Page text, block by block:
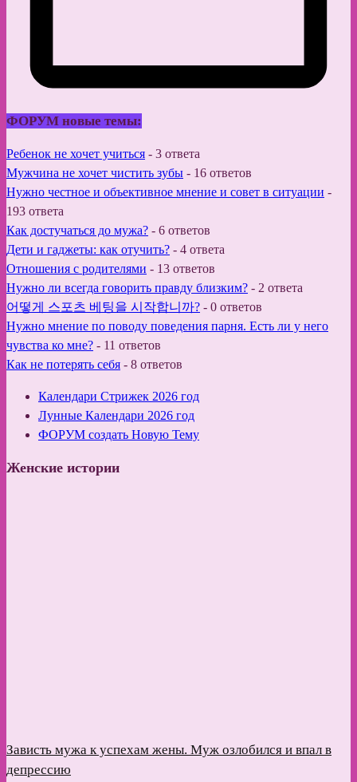
ФОРУМ новые темы:
Ребенок не хочет учиться - 3 ответа
Мужчина не хочет чистить зубы - 16 ответов
Нужно честное и объективное мнение и совет в ситуации -
193 ответа
Как достучаться до мужа? - 6 ответов
Дети и гаджеты: как отучить? - 4 ответа
Отношения с родителями - 13 ответов
Нужно ли всегда говорить правду близким? - 2 ответа
어떻게 스포츠 베팅을 시작합니까? - 0 ответов
Нужно мнение по поводу поведения парня. Есть ли у него
чувства ко мне? - 11 ответов
Как не потерять себя - 8 ответов
Календари Стрижек 2026 год
Лунные Календари 2026 год
ФОРУМ создать Новую Тему
Женские истории
Зависть мужа к успехам жены. Муж озлобился и впал в
депрессию